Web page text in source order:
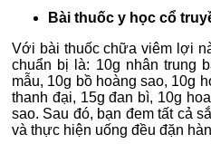
Bài thuốc y học cổ
Với bài thuốc chữa viêm lợi
chuẩn bị là: 10g nhân trung
mẫu, 10g bồ hoàng sao, 10g
thanh đại, 15g đan bì, 10g
sao. Sau đó, bạn đem tất cả
và thực hiện uống đều đặn